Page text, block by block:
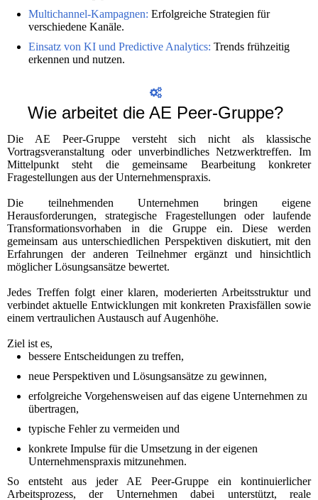
Multichannel-Kampagnen: Erfolgreiche Strategien für
verschiedene Kanäle.
Einsatz von KI und Predictive Analytics: Trends frühzeitig
erkennen und nutzen.
Wie arbeitet die AE Peer-Gruppe?
Die AE Peer-Gruppe versteht sich nicht als klassische
Vortragsveranstaltung oder unverbindliches Netzwerktreffen. Im
Mittelpunkt steht die gemeinsame Bearbeitung konkreter
Fragestellungen aus der Unternehmenspraxis.
Die teilnehmenden Unternehmen bringen eigene
Herausforderungen, strategische Fragestellungen oder laufende
Transformationsvorhaben in die Gruppe ein. Diese werden
gemeinsam aus unterschiedlichen Perspektiven diskutiert, mit den
Erfahrungen der anderen Teilnehmer ergänzt und hinsichtlich
möglicher Lösungsansätze bewertet.
Jedes Treffen folgt einer klaren, moderierten Arbeitsstruktur und
verbindet aktuelle Entwicklungen mit konkreten Praxisfällen sowie
einem vertraulichen Austausch auf Augenhöhe.
Ziel ist es,
bessere Entscheidungen zu treffen,
neue Perspektiven und Lösungsansätze zu gewinnen,
erfolgreiche Vorgehensweisen auf das eigene Unternehmen zu
übertragen,
typische Fehler zu vermeiden und
konkrete Impulse für die Umsetzung in der eigenen
Unternehmenspraxis mitzunehmen.
So entsteht aus jeder AE Peer-Gruppe ein kontinuierlicher
Arbeitsprozess, der Unternehmen dabei unterstützt, reale